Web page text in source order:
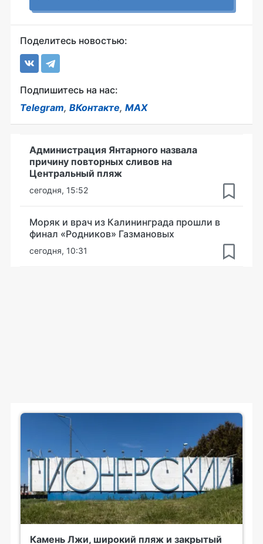
Поделитесь новостью:
Подпишитесь на нас:
Telegram, ВКонтакте, MAX
Администрация Янтарного назвала
причину повторных сливов на
Центральный пляж
сегодня, 15:52
Моряк и врач из Калининграда прошли в
финал «Родников» Газмановых
сегодня, 10:31
Камень Лжи, широкий пляж и закрытый